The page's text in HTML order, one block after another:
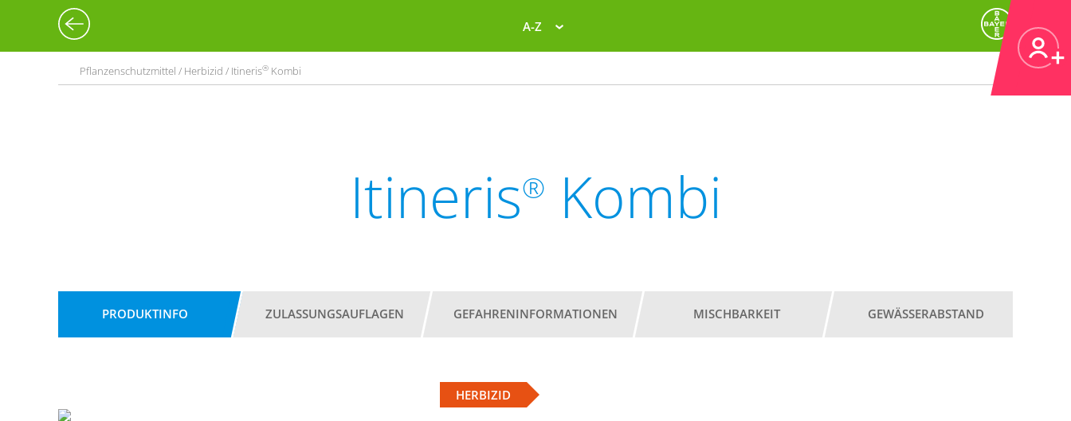
A-Z
Pflanzenschutzmittel / Herbizid / Itineris® Kombi
Itineris® Kombi
PRODUKTINFO ZULASSUNGSAUFLAGEN GEFAHRENINFORMATIONEN MISCHBARKEIT GEWÄSSERABSTAND
HERBIZID